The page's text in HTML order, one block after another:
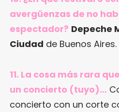
avergüenzas de no
espectador? Depeche
Ciudad de Buenos Aires.
11. La cosa más rara
un concierto (tuyo)…
concierto con un corte